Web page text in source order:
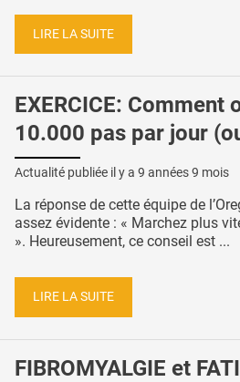
LIRE LA SUITE
EXERCICE: Comment
10.000 pas par jour
Actualité publiée il y a 9 années 9 mois
La réponse de cette équipe de
assez évidente : « Marchez plus
». Heureusement, ce conseil est ...
LIRE LA SUITE
FIBROMYALGIE et